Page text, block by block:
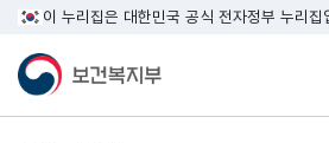
이 누리집은 대한민국 공식 전자정부 누리집